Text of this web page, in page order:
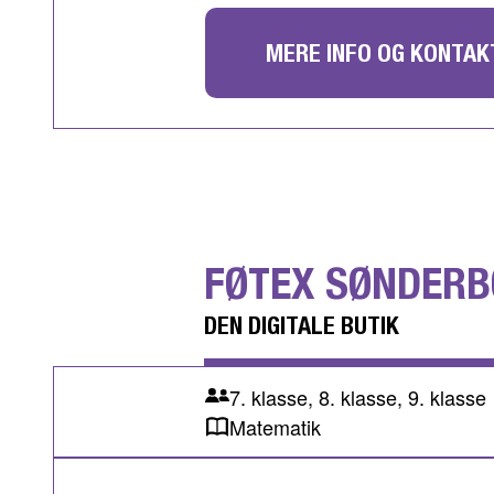
MERE INFO OG
FØTEX
DEN DIGITALE BUTIK
7. klasse, 8. klasse, 9. klasse
Matematik